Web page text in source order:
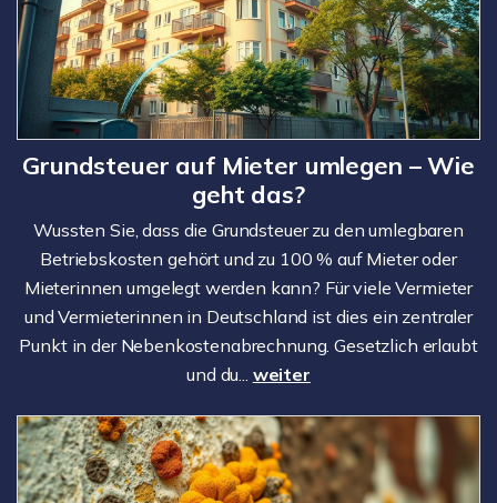
Grundsteuer auf Mieter umlegen – Wie
geht das?
Wussten Sie, dass die Grundsteuer zu den umlegbaren
Betriebskosten gehört und zu 100 % auf Mieter oder
Mieterinnen umgelegt werden kann? Für viele Vermieter
und Vermieterinnen in Deutschland ist dies ein zentraler
Punkt in der Nebenkostenabrechnung. Gesetzlich erlaubt
und du... weiter